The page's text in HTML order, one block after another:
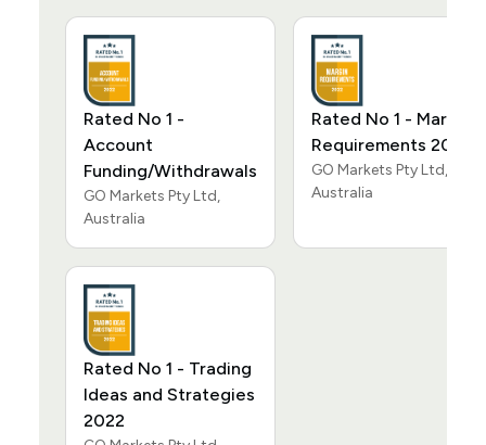
Rated No 1 -
Account
Funding/Withdrawals
GO Markets Pty Ltd,
Australia
Rated No 1 - Margin
Requirements 2022
GO Markets Pty Ltd,
Australia
Rated No 1 - Trading
Ideas and Strategies
2022